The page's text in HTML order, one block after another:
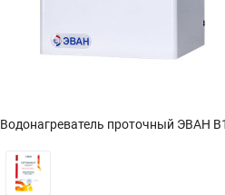
Водонагреватель проточный ЭВАН